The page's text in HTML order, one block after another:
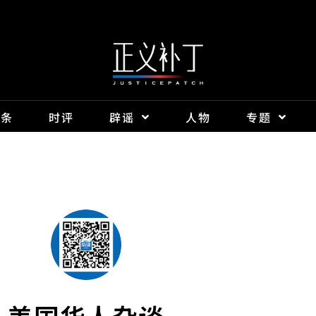
时评 辟谣 人物 专题